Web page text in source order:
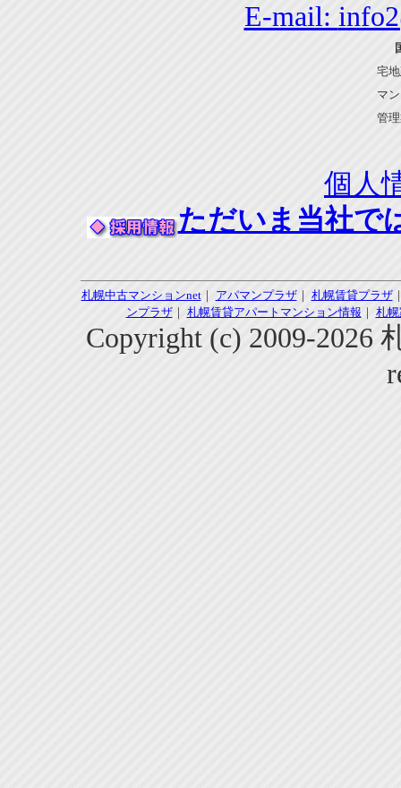
E-mail:
宅
マ
管
個人
ただいま当社で
札幌中古マンションnet｜ アパマンプラザ｜ 札幌賃貸プラザ
ンプラザ｜ 札幌賃貸アパートマンション情報 ｜ 札
Copyright (c) 2009-2026